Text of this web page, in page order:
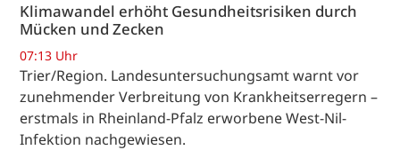
Klimawandel erhöht Gesundheitsrisiken durch
Mücken und Zecken
07:13 Uhr
Trier/Region. Landesuntersuchungsamt warnt vor
zunehmender Verbreitung von Krankheitserregern –
erstmals in Rheinland-Pfalz erworbene West-Nil-
Infektion nachgewiesen.